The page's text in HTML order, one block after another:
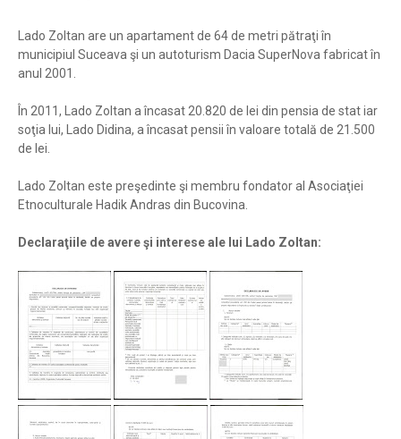
Lado Zoltan are un apartament de 64 de metri pătraţi în
municipiul Suceava şi un autoturism Dacia SuperNova fabricat în
anul 2001.
În 2011, Lado Zoltan a încasat 20.820 de lei din pensia de stat iar
soţia lui, Lado Didina, a încasat pensii în valoare totală de 21.500
de lei.
Lado Zoltan este preşedinte şi membru fondator al Asociaţiei
Etnoculturale Hadik Andras din Bucovina.
Declaraţiile de avere şi interese ale lui Lado Zoltan: